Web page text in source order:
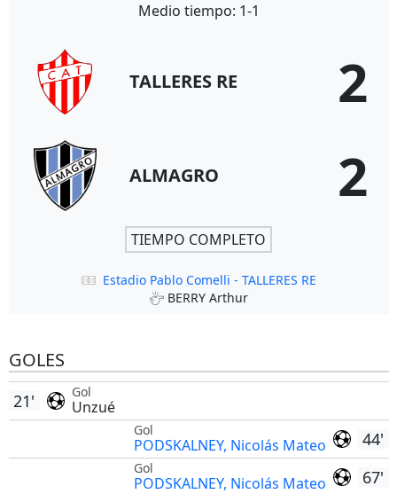
Medio tiempo: 1-1
TALLERES RE 2
ALMAGRO 2
TIEMPO COMPLETO
Estadio Pablo Comelli - TALLERES RE
BERRY Arthur
GOLES
Gol
Unzué
21'
44'
Gol
PODSKALNEY, Nicolás Mateo
67'
Gol
PODSKALNEY, Nicolás Mateo